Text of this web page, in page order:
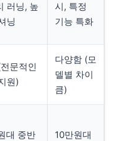
러닝, 높
닝
시, 특정
기능 특화
문적인
원)
다양함 (모
델별 차이
큼)
대 중반
10만원대